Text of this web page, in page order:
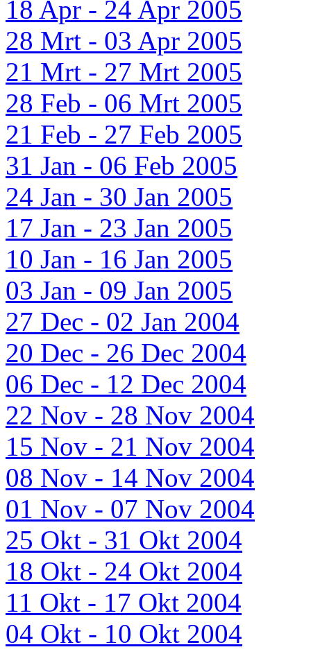
18 Apr - 24 Apr 2005
28 Mrt - 03 Apr 2005
21 Mrt - 27 Mrt 2005
28 Feb - 06 Mrt 2005
21 Feb - 27 Feb 2005
31 Jan - 06 Feb 2005
24 Jan - 30 Jan 2005
17 Jan - 23 Jan 2005
10 Jan - 16 Jan 2005
03 Jan - 09 Jan 2005
27 Dec - 02 Jan 2004
20 Dec - 26 Dec 2004
06 Dec - 12 Dec 2004
22 Nov - 28 Nov 2004
15 Nov - 21 Nov 2004
08 Nov - 14 Nov 2004
01 Nov - 07 Nov 2004
25 Okt - 31 Okt 2004
18 Okt - 24 Okt 2004
11 Okt - 17 Okt 2004
04 Okt - 10 Okt 2004